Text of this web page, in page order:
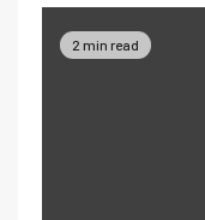
2 min read